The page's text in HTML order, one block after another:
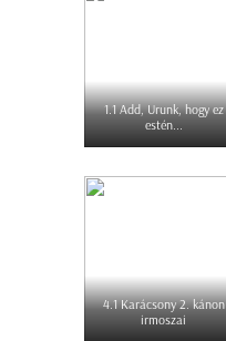
1.1 Add, Urunk, hogy ez
estén...
4.1 Karácsony 2. kánon
irmoszai